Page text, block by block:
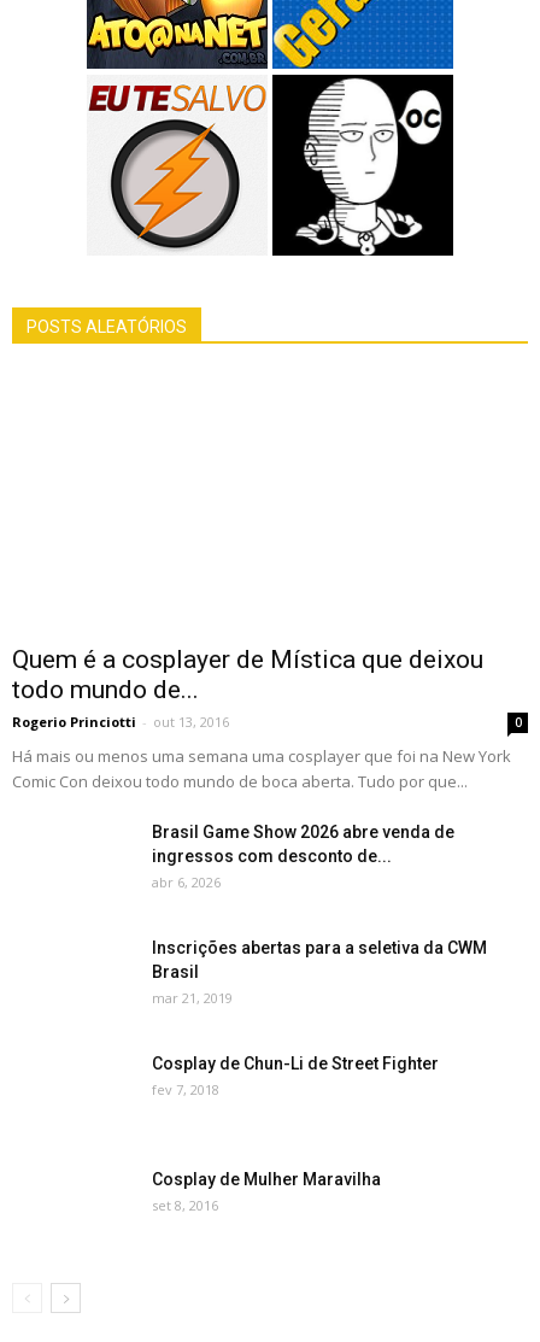
POSTS ALEATÓRIOS
Quem é a cosplayer de Mística que deixou
todo mundo de...
Rogerio Princiotti - out 13, 2016 0
Há mais ou menos uma semana uma cosplayer que foi na New York
Comic Con deixou todo mundo de boca aberta. Tudo por que...
Brasil Game Show 2026 abre venda de
ingressos com desconto de...
abr 6, 2026
Inscrições abertas para a seletiva da CWM
Brasil
mar 21, 2019
Cosplay de Chun-Li de Street Fighter
fev 7, 2018
Cosplay de Mulher Maravilha
set 8, 2016